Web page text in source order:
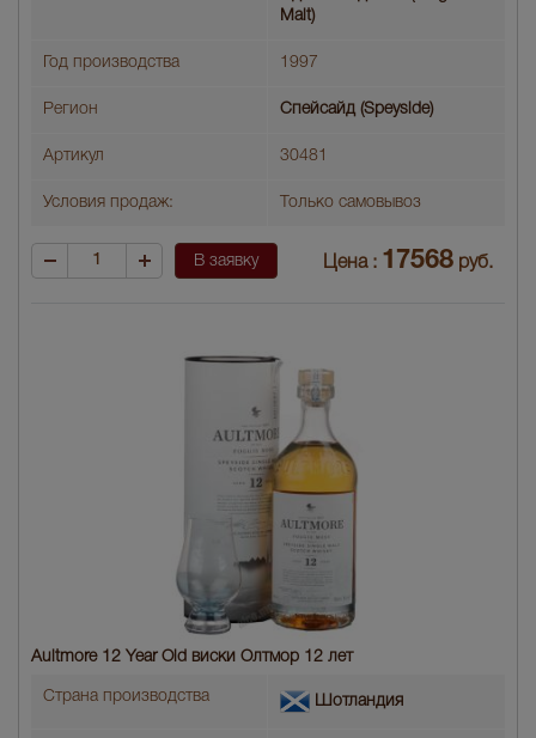
Malt)
Год производства 1997
Регион Спейсайд (Speyside)
Артикул 30481
Условия продаж: Только самовывоз
В заявку Цена : 17568 руб.
Aultmore 12 Year Old виски Олтмор 12 лет
Страна производства Шотландия